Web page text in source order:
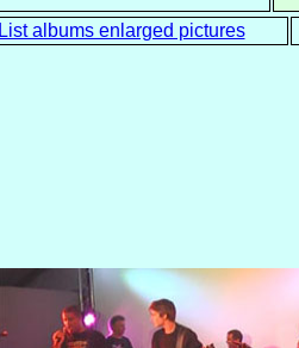
List albums enlarged pictures